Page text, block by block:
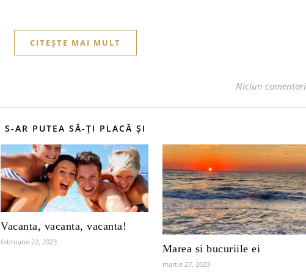
CITEȘTE MAI MULT
Niciun
S-AR PUTEA SĂ-ȚI PLACĂ ȘI
Vacanta, vacanta, vacanta!
februarie 22, 2023
Marea si bucuriile ei
martie 27, 2023